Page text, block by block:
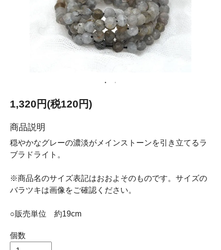
1,320円(税120円)
商品説明
穏やかなグレーの濃淡がメインストーンを引き立てるラ
ブラドライト。
※商品名のサイズ表記はおおよそのものです。サイズの
バラツキは画像をご確認ください。
○販売単位 約19cm
個数